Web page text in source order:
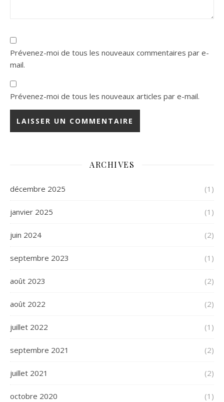
Prévenez-moi de tous les nouveaux commentaires par e-
mail.
Prévenez-moi de tous les nouveaux articles par e-mail.
ARCHIVES
décembre 2025 (1)
janvier 2025 (1)
juin 2024 (2)
septembre 2023 (1)
août 2023 (2)
août 2022 (2)
juillet 2022 (1)
septembre 2021 (2)
juillet 2021 (2)
octobre 2020 (1)